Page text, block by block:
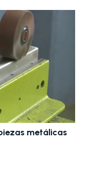
secreto para
de muebles